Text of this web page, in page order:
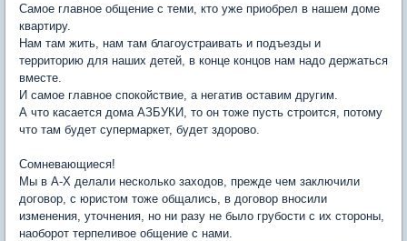
Самое главное общение с теми, кто уже приобрел в нашем доме
квартиру.
Нам там жить, нам там благоустраивать и подъезды и
территорию для наших детей, в конце концов нам надо держаться
вместе.
И самое главное спокойствие, а негатив оставим другим.
А что касается дома АЗБУКИ, то он тоже пусть строится, потому
что там будет супермаркет, будет здорово.
Сомневающиеся!
Мы в А-Х делали несколько заходов, прежде чем заключили
договор, с юристом тоже общались, в договор вносили
изменения, уточнения, но ни разу не было грубости с их стороны,
наоборот терпеливое общение с нами.